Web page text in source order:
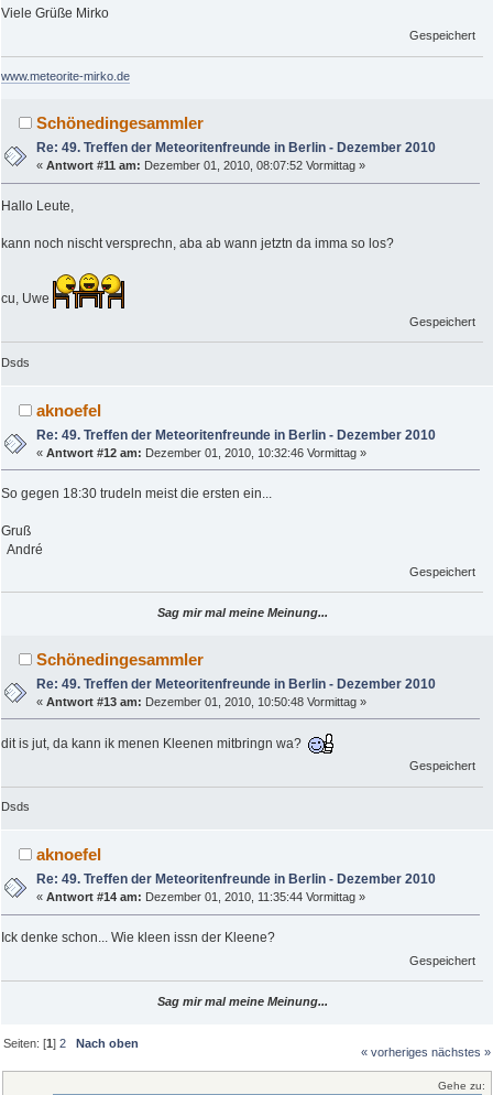
Viele Grüße Mirko
Gespeichert
www.meteorite-mirko.de
Schönedingesammler
Re: 49. Treffen der Meteoritenfreunde in Berlin - Dezember 2010
«Antwort #11 am: Dezember 01, 2010, 08:07:52 Vormittag »
Hallo Leute,
kann noch nischt versprechn, aba ab wann jetztn da imma so los?
cu, Uwe
Gespeichert
Dsds
aknoefel
Re: 49. Treffen der Meteoritenfreunde in Berlin - Dezember 2010
«Antwort #12 am: Dezember 01, 2010, 10:32:46 Vormittag »
So gegen 18:30 trudeln meist die ersten ein...
Gruß
André
Gespeichert
Sag mir mal meine Meinung...
Schönedingesammler
Re: 49. Treffen der Meteoritenfreunde in Berlin - Dezember 2010
«Antwort #13 am: Dezember 01, 2010, 10:50:48 Vormittag »
dit is jut, da kann ik menen Kleenen mitbringn wa?
Gespeichert
Dsds
aknoefel
Re: 49. Treffen der Meteoritenfreunde in Berlin - Dezember 2010
«Antwort #14 am: Dezember 01, 2010, 11:35:44 Vormittag »
Ick denke schon... Wie kleen issn der Kleene?
Gespeichert
Sag mir mal meine Meinung...
Seiten: [1]2 Nach oben
« vorheriges nächstes »
Gehe zu: